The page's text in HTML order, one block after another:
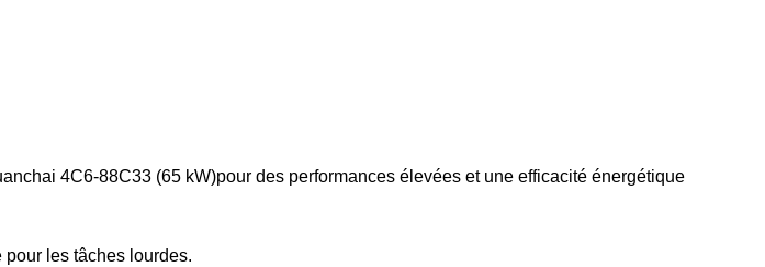
4C6-88C33 (65 kW)pour des performances élevées et une efficacité énergétique
les tâches lourdes.